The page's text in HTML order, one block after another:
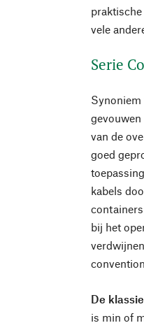
vele
Serie
van de
goed
kabels
bij het
De
is min of